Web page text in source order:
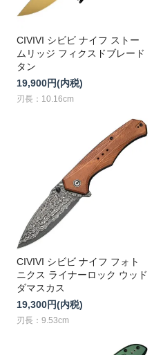
CIVIVI シビビ ナイフ ストー
ムリッジ フィクスドブレード
タン
19,900円(内税)
刃長：10.16cm
CIVIVI シビビ ナイフ フォト
ニクス ライナーロック ウッド
ダマスカス
19,300円(内税)
刃長：9.53cm